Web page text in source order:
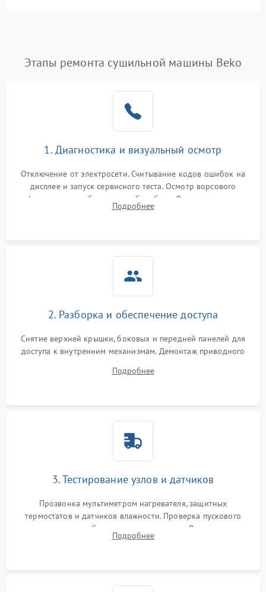
Этапы ремонта сушильной машины Beko
1. Диагностика и визуальный осмотр
Отключение от электросети. Считывание кодов ошибок на
дисплее и запуск сервисного теста. Осмотр ворсового
фильтра, теплообменника и барабана. Опрос клиента о
неисправностях (не сушит, не крутит барабан, сильно шумит
Подробнее
2. Разборка и обеспечение доступа
Снятие верхней крышки, боковых и передней панелей для
доступа к внутренним механизмам. Демонтаж приводного
Обеспечение свободного доступа к ТЭНу, компрессору,
Подробнее
3. Тестирование узлов и датчиков
Прозвонка мультиметром нагревателя, защитных
термостатов и датчиков влажности. Проверка пускового
конденсатора, обмоток мотора и помпы. Для машин с
тепловым насосом — диагностика работы компрессора и
Подробнее